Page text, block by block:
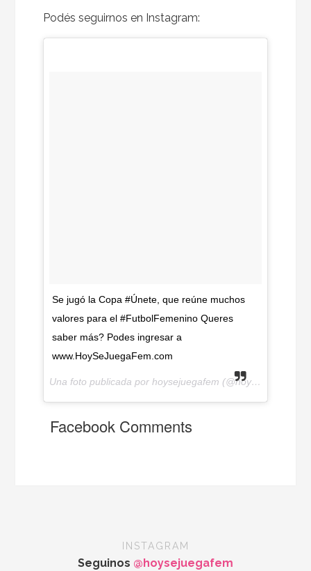
Podés seguirnos en Instagram:
Se jugó la Copa #Únete, que reúne muchos
valores para el #FutbolFemenino Queres
saber más? Podes ingresar a
www.HoySeJuegaFem.com
Una foto publicada por hoysejuegafem (@hoysejuegafem) el
Facebook Comments
INSTAGRAM
Seguinos @hoysejuegafem